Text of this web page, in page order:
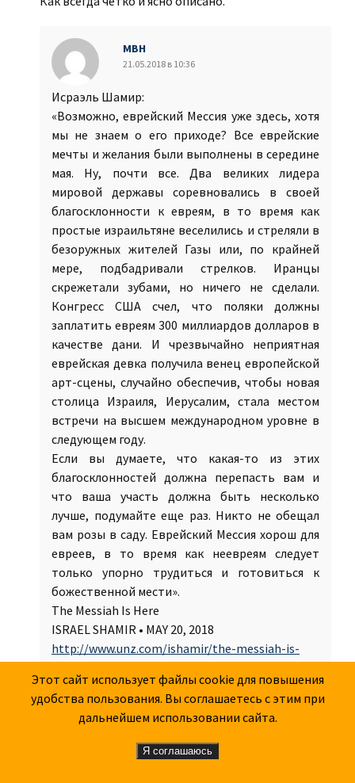
МВН
21.05.2018 в 10:36
Исраэль Шамир:
«Возможно, еврейский Мессия уже здесь, хотя
мы не знаем о его приходе? Все еврейские
мечты и желания были выполнены в середине
мая. Ну, почти все. Два великих лидера
мировой державы соревновались в своей
благосклонности к евреям, в то время как
простые израильтяне веселились и стреляли в
безоружных жителей Газы или, по крайней
мере, подбадривали стрелков. Иранцы
скрежетали зубами, но ничего не сделали.
Конгресс США счел, что поляки должны
заплатить евреям 300 миллиардов долларов в
качестве дани. И чрезвычайно неприятная
еврейская девка получила венец европейской
арт-сцены, случайно обеспечив, чтобы новая
столица Израиля, Иерусалим, стала местом
встречи на высшем международном уровне в
следующем году.
Если вы думаете, что какая-то из этих
благосклонностей должна перепасть вам и
что ваша участь должна быть несколько
лучше, подумайте еще раз. Никто не обещал
вам розы в саду. Еврейский Мессия хорош для
евреев, в то время как неевреям следует
только упорно трудиться и готовиться к
божественной мести».
The Messiah Is Here
ISRAEL SHAMIR • MAY 20, 2018
http://www.unz.com/ishamir/the-messiah-is-
ОЛЕГ
Оффтоп: Михаил Викторович, а что скажете по
Этот сайт использует файлы cookie для повышения
удобства пользования. Вы соглашаетесь с этим при
дальнейшем использовании сайта.
Я соглашаюсь